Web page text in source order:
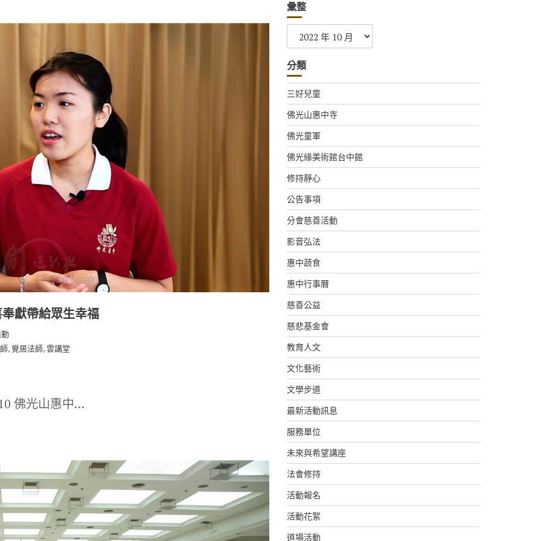
獻帶給眾生幸福
, 覺居法師,雲講堂
佛光山惠中…
彙整
整
分類
三好兒童
佛光山惠中寺
佛光童軍
佛光緣美術館台中館
修持靜心
公告事項
分會慈善活動
影音弘法
惠中蔬食
惠中行事曆
慈善公益
慈悲基金會
教育人文
文化藝術
文學步道
最新活動訊息
服務單位
未來與希望講座
法會修持
活動報名
活動花絮
道場活動